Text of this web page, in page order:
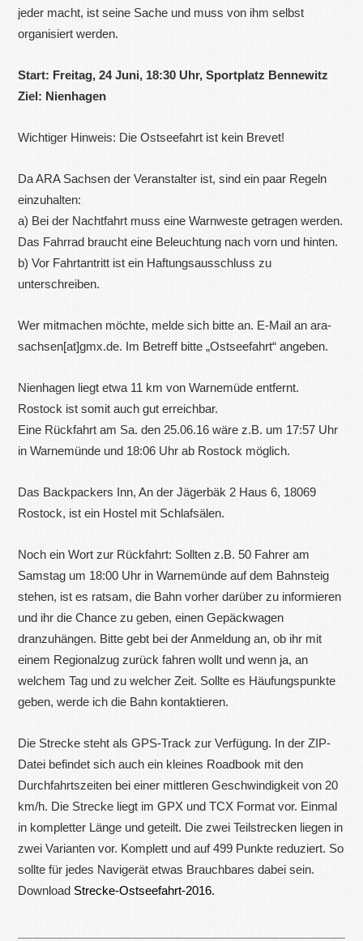
jeder macht, ist seine Sache und muss von ihm selbst
organisiert werden.
Start: Freitag, 24 Juni, 18:30 Uhr, Sportplatz Bennewitz
Ziel: Nienhagen
Wichtiger Hinweis: Die Ostseefahrt ist kein Brevet!
Da ARA Sachsen der Veranstalter ist, sind ein paar Regeln
einzuhalten:
a) Bei der Nachtfahrt muss eine Warnweste getragen werden.
Das Fahrrad braucht eine Beleuchtung nach vorn und hinten.
b) Vor Fahrtantritt ist ein Haftungsausschluss zu
unterschreiben.
Wer mitmachen möchte, melde sich bitte an. E-Mail an ara-
sachsen[at]gmx.de. Im Betreff bitte „Ostseefahrt“ angeben.
Nienhagen liegt etwa 11 km von Warnemüde entfernt.
Rostock ist somit auch gut erreichbar.
Eine Rückfahrt am Sa. den 25.06.16 wäre z.B. um 17:57 Uhr
in Warnemünde und 18:06 Uhr ab Rostock möglich.
Das Backpackers Inn, An der Jägerbäk 2 Haus 6, 18069
Rostock, ist ein Hostel mit Schlafsälen.
Noch ein Wort zur Rückfahrt: Sollten z.B. 50 Fahrer am
Samstag um 18:00 Uhr in Warnemünde auf dem Bahnsteig
stehen, ist es ratsam, die Bahn vorher darüber zu informieren
und ihr die Chance zu geben, einen Gepäckwagen
dranzuhängen. Bitte gebt bei der Anmeldung an, ob ihr mit
einem Regionalzug zurück fahren wollt und wenn ja, an
welchem Tag und zu welcher Zeit. Sollte es Häufungspunkte
geben, werde ich die Bahn kontaktieren.
Die Strecke steht als GPS-Track zur Verfügung. In der ZIP-
Datei befindet sich auch ein kleines Roadbook mit den
Durchfahrtszeiten bei einer mittleren Geschwindigkeit von 20
km/h. Die Strecke liegt im GPX und TCX Format vor. Einmal
in kompletter Länge und geteilt. Die zwei Teilstrecken liegen in
zwei Varianten vor. Komplett und auf 499 Punkte reduziert. So
sollte für jedes Navigerät etwas Brauchbares dabei sein.
Download Strecke-Ostseefahrt-2016.